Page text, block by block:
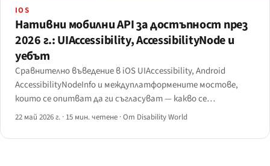
IOS
Нативни мобилни API за достъпност през
2026 г.: UIAccessibility, AccessibilityNode и
уебът
Сравнително въведение в iOS UIAccessibility, Android
AccessibilityNodeInfo и междуплатформените мостове,
които се опитват да ги съгласуват — какво се
картографира чисто, какво не, и къде се вписва
22 май 2026 г. · 15 мин. четене ·От Disability World